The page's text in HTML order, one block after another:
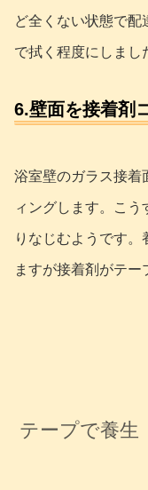
ど全くない状態で
で拭く程度にしまし
6.壁面を接着剤
浴室壁のガラス接着
ィングします。こ
りなじむようです。
ますが接着剤がテー
テープで養生